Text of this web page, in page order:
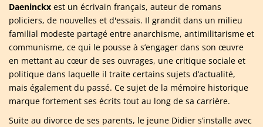
Daeninckx est un écrivain français, auteur de romans
policiers, de nouvelles et d'essais. Il grandit dans un milieu
familial modeste partagé entre anarchisme, antimilitarisme et
communisme, ce qui le pousse à s’engager dans son œuvre
en mettant au cœur de ses ouvrages, une critique sociale et
politique dans laquelle il traite certains sujets d’actualité,
mais également du passé. Ce sujet de la mémoire historique
marque fortement ses écrits tout au long de sa carrière.
Suite au divorce de ses parents, le jeune Didier s’installe avec